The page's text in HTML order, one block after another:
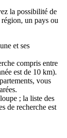
la possibilité de
un pays ou
et ses
compris entre
est de 10 km).
vous
; la liste des
de recherche est